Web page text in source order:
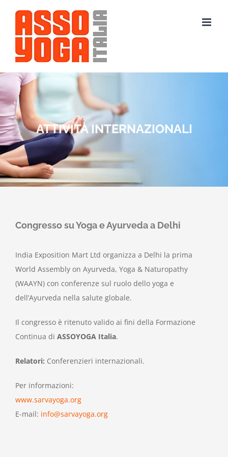
contenuto
ATTIVITÀ INTERNAZIONALI
Congresso su Yoga e Ayurveda a Delhi
India Exposition Mart Ltd organizza a Delhi la prima
World Assembly on Ayurveda, Yoga & Naturopathy
(WAAYN) con conferenze sul ruolo dello yoga e
dell’Ayurveda nella salute globale.
Il congresso è ritenuto valido ai fini della Formazione
Continua di ASSOYOGA Italia.
Relatori: Conferenzieri internazionali.
Per informazioni:
www.sarvayoga.org
E-mail: info@sarvayoga.org